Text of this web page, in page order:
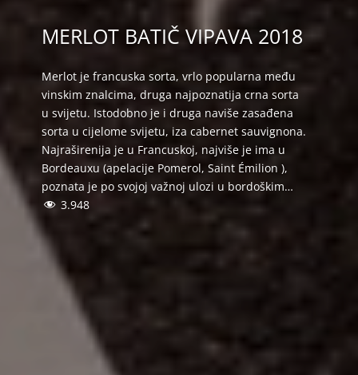
MERLOT BATIČ VIPAVA 2018
Merlot je francuska sorta, vrlo popularna među
vinskim znalcima, druga najpoznatija crna sorta
u svijetu. Istodobno je i druga naviše zasađena
sorta u cijelome svijetu, iza cabernet sauvignona.
Najraširenija je u Francuskoj, najviše je ima u
Bordeauxu (apelacije Pomerol, Saint Émilion ),
poznata je po svojoj važnoj ulozi u bordoškim…
3.948